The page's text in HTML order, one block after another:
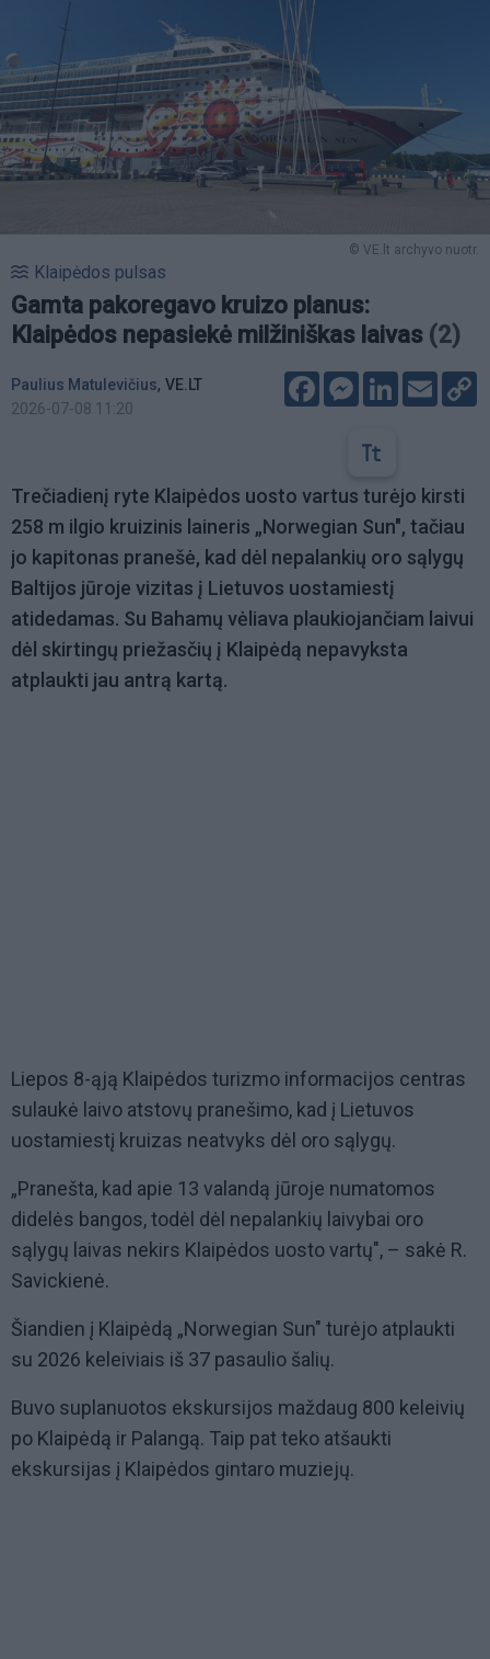
© VE.lt archyvo nuotr.
Klaipėdos pulsas
Gamta pakoregavo kruizo planus:
Klaipėdos nepasiekė milžiniškas laivas (2)
Paulius Matulevičius, VE.LT
2026-07-08 11:20
FacebookMessenger
LinkedIn
Email
Trečiadienį ryte Klaipėdos uosto vartus turėjo kirsti
258 m ilgio kruizinis laineris „Norwegian Sun", tačiau
jo kapitonas pranešė, kad dėl nepalankių oro sąlygų
Baltijos jūroje vizitas į Lietuvos uostamiestį
atidedamas. Su Bahamų vėliava plaukiojančiam laivui
dėl skirtingų priežasčių į Klaipėdą nepavyksta
atplaukti jau antrą kartą.
Liepos 8-ąją Klaipėdos turizmo informacijos centras
sulaukė laivo atstovų pranešimo, kad į Lietuvos
uostamiestį kruizas neatvyks dėl oro sąlygų.
„Pranešta, kad apie 13 valandą jūroje numatomos
didelės bangos, todėl dėl nepalankių laivybai oro
sąlygų laivas nekirs Klaipėdos uosto vartų", – sakė R.
Savickienė.
Šiandien į Klaipėdą „Norwegian Sun" turėjo atplaukti
su 2026 keleiviais iš 37 pasaulio šalių.
Buvo suplanuotos ekskursijos maždaug 800 keleivių
po Klaipėdą ir Palangą. Taip pat teko atšaukti
ekskursijas į Klaipėdos gintaro muziejų.